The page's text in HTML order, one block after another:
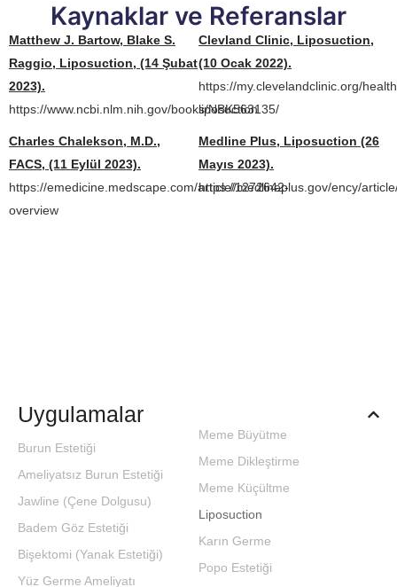
Kaynaklar ve Referanslar
Matthew J. Bartow, Blake S.
Raggio, Liposuction, (14 Şubat
2023).
https://www.ncbi.nlm.nih.gov/books/NBK563135/
Charles Chalekson, M.D.,
FACS, (11 Eylül 2023).
https://emedicine.medscape.com/article/1272642-
overview
Clevland Clinic, Liposuction,
(10 Ocak 2022).
https://my.clevelandclinic.org/
liposuction
Medline Plus, Liposuction (26
Mayıs 2023).
https://medlineplus.gov/ency/
Uygulamalar
Burun Estetiği
Ameliyatsız Burun Estetiği
Jawline (Çene Dolgusu)
Badem Göz Estetiği
Bişektomi (Yanak Estetiği)
Yüz Germe Ameliyatı
Meme Büyütme
Meme Dikleştirme
Meme Küçültme
Liposuction
Karın Germe
Popo Estetiği